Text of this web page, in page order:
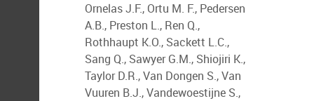
Ornelas J.F., Ortu M. F., Pedersen
A.B., Preston L., Ren Q.,
Rothhaupt K.O., Sackett L.C.,
Sang Q., Sawyer G.M., Shiojiri K.,
Taylor D.R., Van Dongen S., Van
Vuuren B.J., Vandewoestijne S.,